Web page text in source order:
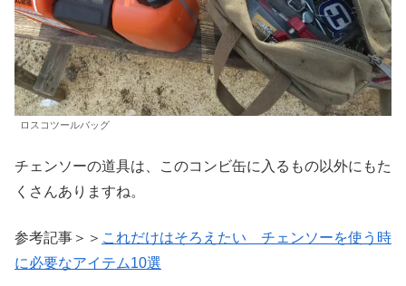
ロスコツールバッグ
チェンソーの道具は、このコンビ缶に入るもの以外にもた
くさんありますね。
参考記事＞＞ これだけはそろえたい チェンソーを使う時
に必要なアイテム10選